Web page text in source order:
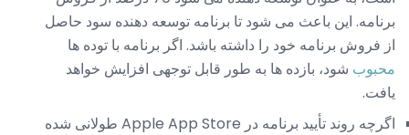
برنامه. این باعث می شود تا برنامه توسعه دهنده سود حاصل
از فروش برنامه خود را داشته باشد. اگر برنامه با توده ها
محبوب شود، بازده ها به طور قابل توجهی افزایش خواهد
یافت.
اگرچه روند تأیید برنامه در Apple App Store طولانی شده